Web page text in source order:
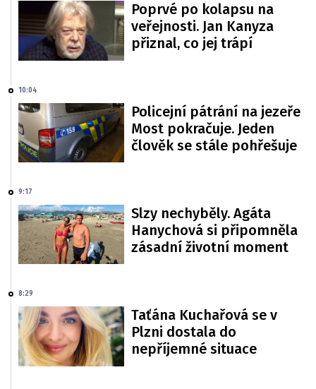
Poprvé po kolapsu na
veřejnosti. Jan Kanyza
přiznal, co jej trápí
10:04
Policejní pátrání na jezeře
Most pokračuje. Jeden
člověk se stále pohřešuje
9:17
Slzy nechyběly. Agáta
Hanychová si připomněla
zásadní životní moment
8:29
Taťána Kuchařová se v
Plzni dostala do
nepříjemné situace